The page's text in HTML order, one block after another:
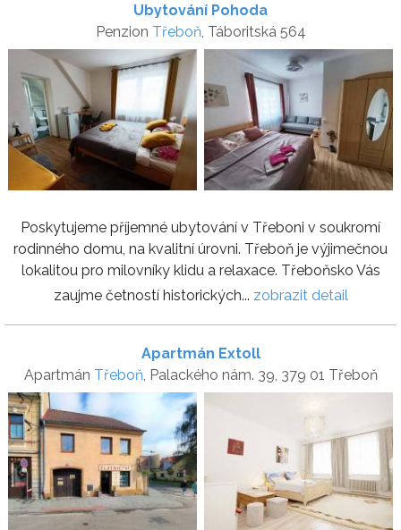
Ubytování Pohoda
Penzion Třeboň, Táboritská 564
Poskytujeme příjemné ubytování v Třeboni v soukromí
rodinného domu, na kvalitní úrovni. Třeboň je výjimečnou
lokalitou pro milovníky klidu a relaxace. Třeboňsko Vás
zaujme četností historických... zobrazit detail
Apartmán Extoll
Apartmán Třeboň, Palackého nám. 39, 379 01 Třeboň